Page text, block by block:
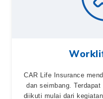
CAR Life Insurance
dan seimbang.
diikuti mulai dari